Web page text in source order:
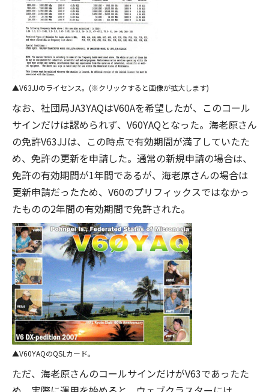
V63JJのライセンス。(※クリックすると画像が拡大します)
なお、社団局JA3YAQはV60Aを希望したが、このコール
サインだけは認められず、V60YAQとなった。海老原さん
の免許V63JJは、この時点で有効期間が満了していたた
め、免許の更新を申請した。通常の新規申請の場合は、
免許の有効期間が1年間であるが、海老原さんの場合は
更新申請だったため、V60のプリフィックスではなかっ
たものの2年間の有効期間で免許された。
V60YAQのQSLカード。
ただ、海老原さんのコールサインだけがV63であったた